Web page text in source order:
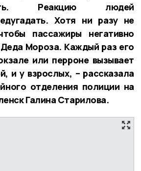
Реакцию людей
Хотя ни разу не
пассажиры негативно
Мороза. Каждый раз его
или перроне вызывает
и у взрослых, – рассказала
отделения полиции на
Галина Старилова.